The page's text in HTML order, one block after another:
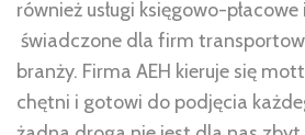
również usługi księgowo-
świadczone dla firm
branży. Firma AEH kieruje się
chętni i gotowi do podjęcia